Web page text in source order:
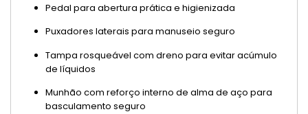
Pedal para abertura prática e higienizada
Puxadores laterais para manuseio seguro
Tampa rosqueável com dreno para evitar acúmulo
de líquidos
Munhão com reforço interno de alma de aço para
basculamento seguro